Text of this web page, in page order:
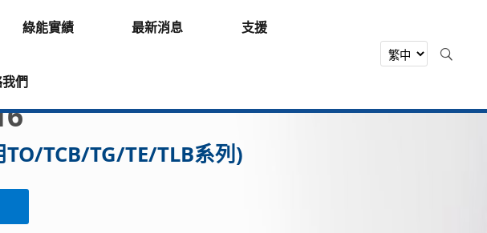
綠能實績 最新消息 支援
們
TCB/TG/TE/TLB系列)